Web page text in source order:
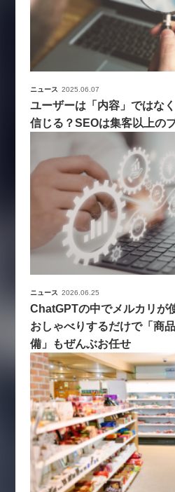
ニュース 2025.06.07
ユーザーは「内容」ではな
信じる？SEOは集客以上の
ニュース 2026.06.25
ChatGPTの中でメルカリが
おしゃべりするだけで「商
備」もぜんぶお任せ